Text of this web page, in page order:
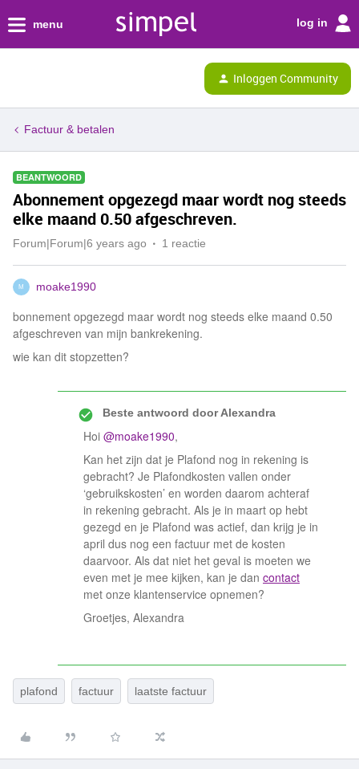
menu log in
Inloggen Community
Factuur & betalen
BEANTWOORD
Abonnement opgezegd maar wordt nog steeds
elke maand 0.50 afgeschreven.
Forum|Forum|6 years ago 1 reactie
M moake1990
bonnement opgezegd maar wordt nog steeds elke maand 0.50
afgeschreven van mijn bankrekening.
wie kan dit stopzetten?
Beste antwoord doorAlexandra
Hoi @moake1990,
Kan het zijn dat je Plafond nog in rekening is
gebracht? Je Plafondkosten vallen onder
‘gebruikskosten’ en worden daarom achteraf
in rekening gebracht. Als je in maart op hebt
gezegd en je Plafond was actief, dan krijg je in
april dus nog een factuur met de kosten
daarvoor. Als dat niet het geval is moeten we
even met je mee kijken, kan je dan contact
met onze klantenservice opnemen?
Groetjes, Alexandra
plafond factuur laatste factuur